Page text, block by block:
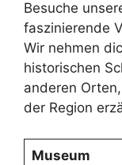
Besuche
faszinierende
Wir nehmen
historischen
anderen
der Region
Museum